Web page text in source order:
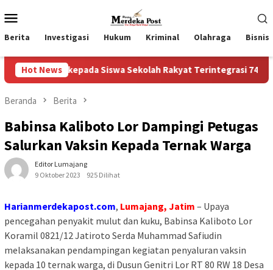
ke
kontenMobile
Berita Investigasi Hukum Kriminal Olahraga Bisnis
Hot News
kepada Siswa Sekolah Rakyat Terintegrasi 74 Kota Tual
Beranda Berita
Babinsa Kaliboto Lor Dampingi Petugas
Salurkan Vaksin Kepada Ternak Warga
Editor Lumajang
9 Oktober 2023
925 Dilihat
Harianmerdekapost.com, Lumajang, Jatim – Upaya
pencegahan penyakit mulut dan kuku, Babinsa Kaliboto Lor
Koramil 0821/12 Jatiroto Serda Muhammad Safiudin
melaksanakan pendampingan kegiatan penyaluran vaksin
kepada 10 ternak warga, di Dusun Genitri Lor RT 80 RW 18 Desa